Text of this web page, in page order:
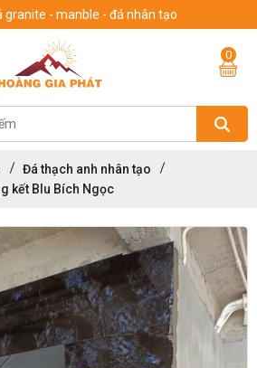
granite - manble - đá nhân tạo
0
Đá thạch anh nhân tạo
kết Blu Bích Ngọc